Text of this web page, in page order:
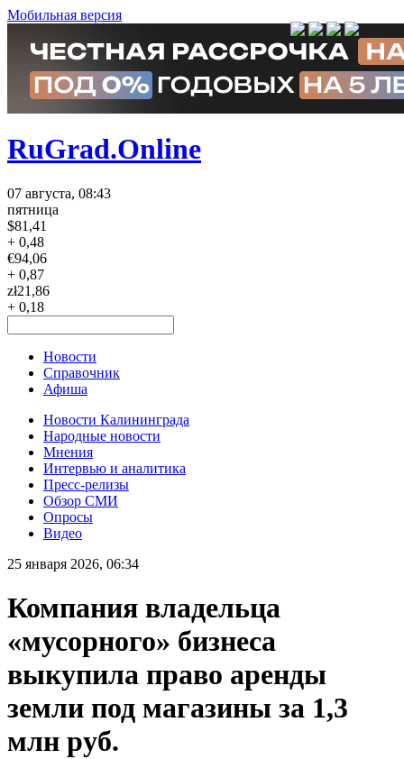
Мобильная версия
RuGrad.Online
07 августа, 08:43
пятница
$81,41
+ 0,48
€94,06
+ 0,87
zł21,86
+ 0,18
Новости
Справочник
Афиша
Новости Калининграда
Народные новости
Мнения
Интервью и аналитика
Пресс-релизы
Обзор СМИ
Опросы
Видео
25 января 2026, 06:34
Компания владельца
«мусорного» бизнеса
выкупила право аренды
земли под магазины за 1,3
млн руб.